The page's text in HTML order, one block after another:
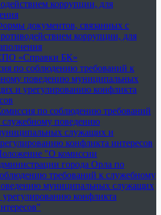
коррупции, для
документов, связанных с
коррупции, для
«Справки БК»
по соблюдению требований к
поведению муниципальных
и урегулированию конфликта
по соблюдению требований
служебному поведению
служащих и
конфликта интересов
"О комиссии
города Орла по
требований к служебному
муниципальных служащих
урегулированию конфликта